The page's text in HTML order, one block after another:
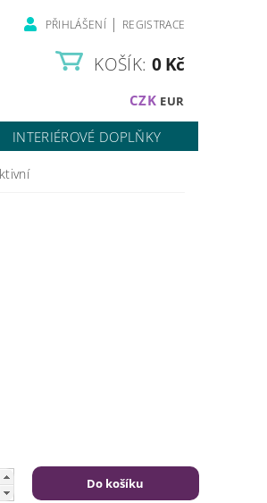
PŘIHLÁŠENÍ | REGISTRACE
CZK EUR
KOŠÍK: 0 Kč
INTERIÉROVÉ DOPLŇKY